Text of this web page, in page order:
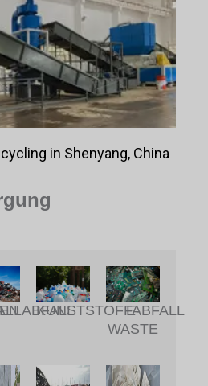
in Shenyang, China
KUNSTSTOFFABFALL
E-
WASTE